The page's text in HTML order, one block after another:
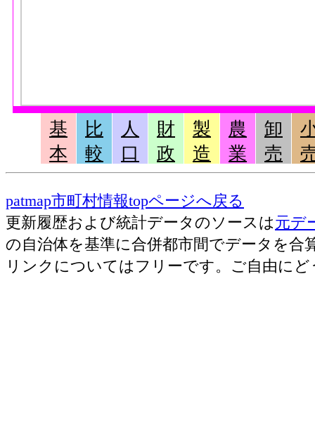
基
本
比
較
人
口
財
政
製
造
農
業
卸
売
patmap市町村情報topページへ戻る
更新履歴および統計データのソースは元デ
の自治体を基準に合併都市間でデータを合
リンクについてはフリーです。ご自由にど